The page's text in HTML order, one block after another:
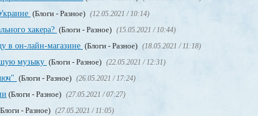
(Блоги - Разное) (12.05.2021 / 10:14)
хакера? (Блоги - Разное) (15.05.2021 / 10:44)
в он-лайн-магазине (Блоги - Разное) (18.05.2021 / 11:18)
музыку (Блоги - Разное) (22.05.2021 / 12:31)
(Блоги - Разное) (26.05.2021 / 17:24)
(Блоги - Разное) (27.05.2021 / 07:27)
- Разное) (27.05.2021 / 11:05)